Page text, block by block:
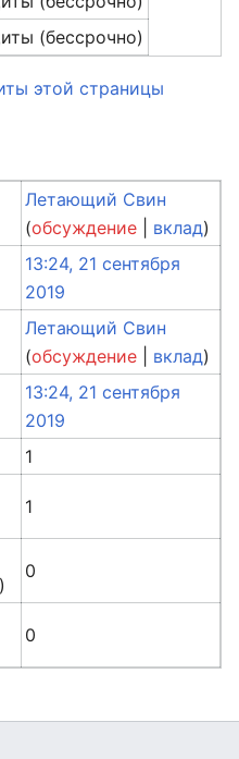
(бессрочно)
этой страницы
Летающий Свин
(обсуждение вклад)
13:24, 21 сентября
2019
Летающий Свин
(обсуждение вклад)
13:24, 21 сентября
2019
1
1
0
0